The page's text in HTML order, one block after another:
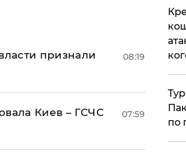
признали
08:19
Киев – ГСЧС
07:59
по